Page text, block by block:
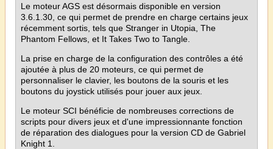
Le moteur AGS est désormais disponible en version
3.6.1.30, ce qui permet de prendre en charge certains jeux
récemment sortis, tels que Stranger in Utopia, The
Phantom Fellows, et It Takes Two to Tangle.
La prise en charge de la configuration des contrôles a été
ajoutée à plus de 20 moteurs, ce qui permet de
personnaliser le clavier, les boutons de la souris et les
boutons du joystick utilisés pour jouer aux jeux.
Le moteur SCI bénéficie de nombreuses corrections de
scripts pour divers jeux et d'une impressionnante fonction
de réparation des dialogues pour la version CD de Gabriel
Knight 1.